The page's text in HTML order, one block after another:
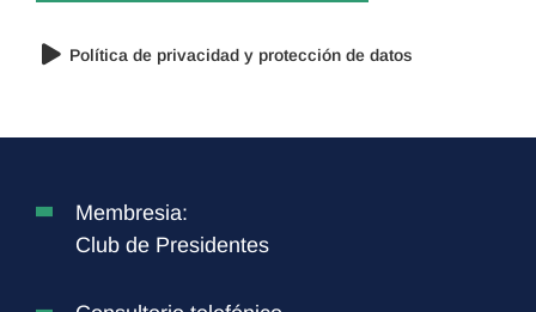
Política de privacidad y protección de datos
Membresia:
Club de Presidentes